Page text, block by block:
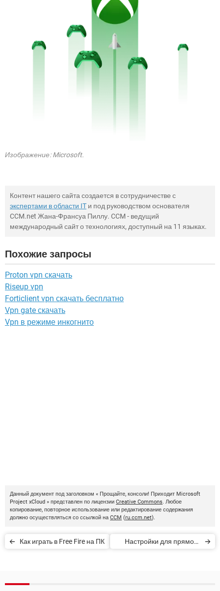
Изображение: Microsoft.
Контент нашего сайта создается в сотрудничестве с
экспертами в области IT и под руководством основателя
CCM.net Жана-Франсуа Пиллу. CCM - ведущий
международный сайт о технологиях, доступный на 11 языках.
Похожие запросы
Proton vpn скачать
Riseup vpn
Forticlient vpn скачать бесплатно
Vpn gate скачать
Vpn в режиме инкогнито
Данный документ под заголовком « Прощайте, консоли! Приходит Microsoft
Project xCloud » представлен по лицензии Creative Commons. Любое
копирование, повторное использование или редактирование содержания
должно осуществляться со ссылкой на CCM (ru.ccm.net).
Как играть в Free Fire на ПК
Настройки для прямого